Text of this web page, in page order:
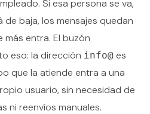
Si esa persona se va,
baja, los mensajes quedan
más entra. El buzón
eso: la dirección info@ es
que la atiende entra a una
usuario, sin necesidad de
ni reenvíos manuales.